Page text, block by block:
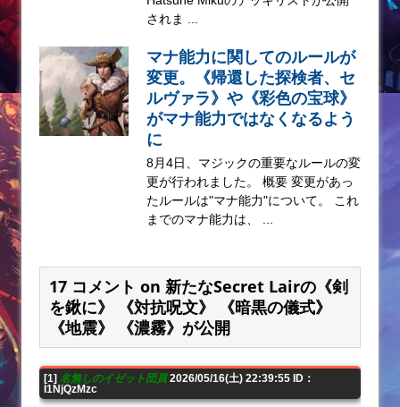
されま ...
マナ能力に関してのルールが
変更。《帰還した探検者、セ
ルヴァラ》や《彩色の宝球》
がマナ能力ではなくなるよう
に
8月4日、マジックの重要なルールの変
更が行われました。 概要 変更があっ
たルールは"マナ能力"について。 これ
までのマナ能力は、 ...
17 コメント on 新たなSecret Lairの《剣
を鍬に》 《対抗呪文》 《暗黒の儀式》
《地震》 《濃霧》が公開
[1] 名無しのイゼット団員2026/05/16(土) 22:39:55 ID：
I1NjQzMzc